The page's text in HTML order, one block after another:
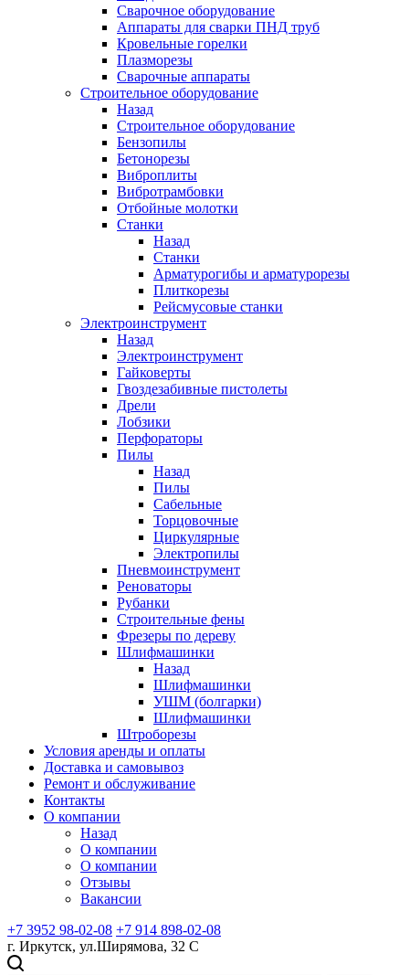
Сварочное оборудование
Аппараты для сварки ПНД труб
Кровельные горелки
Плазморезы
Сварочные аппараты
Строительное оборудование
Назад
Строительное оборудование
Бензопилы
Бетонорезы
Виброплиты
Вибротрамбовки
Отбойные молотки
Станки
Назад
Станки
Арматурогибы и арматурорезы
Плиткорезы
Рейсмусовые станки
Электроинструмент
Назад
Электроинструмент
Гайковерты
Гвоздезабивные пистолеты
Дрели
Лобзики
Перфораторы
Пилы
Назад
Пилы
Сабельные
Торцовочные
Циркулярные
Электропилы
Пневмоинструмент
Реноваторы
Рубанки
Строительные фены
Фрезеры по дереву
Шлифмашинки
Назад
Шлифмашинки
УШМ (болгарки)
Шлифмашинки
Штроборезы
Условия аренды и оплаты
Доставка и самовывоз
Ремонт и обслуживание
Контакты
О компании
Назад
О компании
О компании
Отзывы
Вакансии
+7 3952 98-02-08 +7 914 898-02-08
г. Иркутск, ул.Ширямова, 32 С